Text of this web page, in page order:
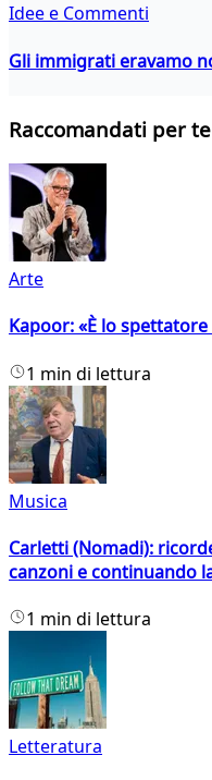
Idee e Commenti
Gli immigrati eravamo
Raccomandati per te
Arte
Kapoor: «È lo
1 min di lettura
Musica
Carletti (Nomadi):
canzoni e continuando
1 min di lettura
Letteratura